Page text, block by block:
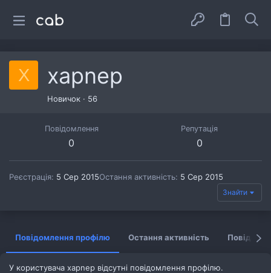
X xapnep
Новичок · 56
Повідомлення
0
Репутація
0
Реєстрація 5 Сер 2015Остання активність 5 Сер 2015
Знайти
Повідомлення профілю Остання активність
У користувача xapnep відсутні повідомлення профілю.